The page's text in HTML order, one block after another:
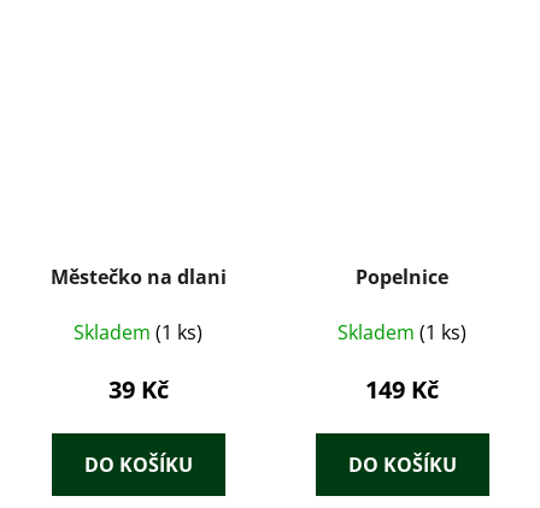
Městečko na dlani
Skladem (1 ks)
39 Kč
DO KOŠÍKU
Popelnice
Skladem (1 ks)
149 Kč
DO KOŠÍKU